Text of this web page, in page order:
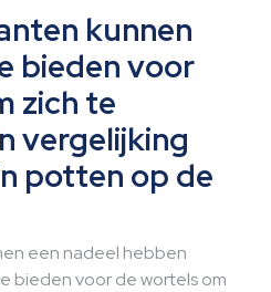
kunnen
bieden voor
zich te
vergelijking
potten op de
een nadeel hebben
bieden voor de wortels om